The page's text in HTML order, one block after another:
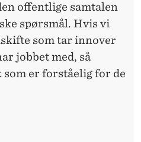
offentlige samtalen
spørsmål. Hvis vi
som tar innover
jobbet med, så
er forståelig for de